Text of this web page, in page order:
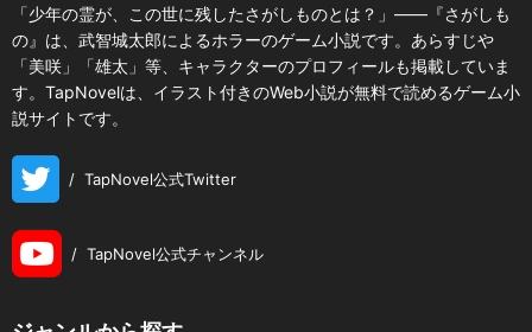
「少年の霊が、この世に残したさがしものとは？」――『さがしも
の』は、武智城太郎によるホラーのゲーム小説です。あらすじや
「美咲」「雄太」等、キャラクターのプロフィールも掲載していま
す。TapNovelは、イラスト付きのWeb小説が無料で読めるゲーム小
説サイトです。
/ TapNovel公式Twitter
/ TapNovel公式チャンネル